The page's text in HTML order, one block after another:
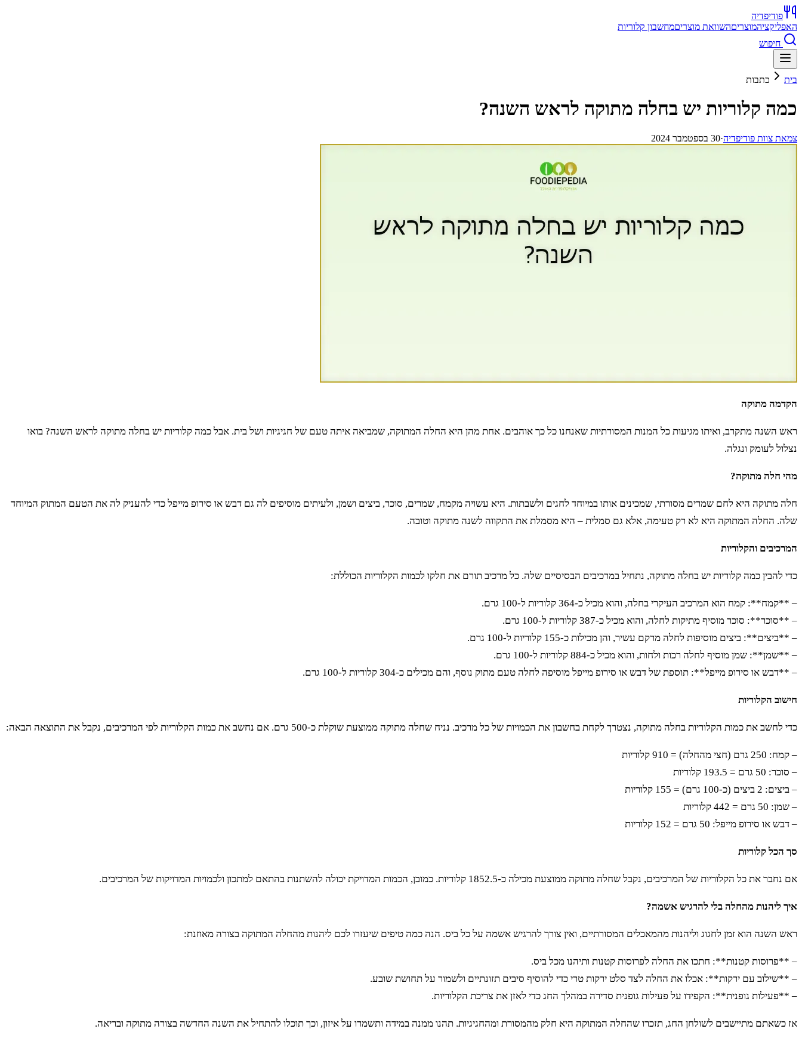
פודיפדיה
האפליקציהמוצריםהשוואת מוצריםמחשבון קלוריות
חיפוש
בית כתבות
כמה קלוריות יש בחלה מתוקה לראש השנה?
צמאת צוות פודיפדיה·30 בספטמבר 2024
הקדמה מתוקה
ראש השנה מתקרב, ואיתו מגיעות כל המנות המסורתיות שאנחנו כל כך אוהבים. אחת מהן היא החלה המתוקה, שמביאה איתה טעם של חגיגיות ושל בית. אבל כמה קלוריות יש בחלה מתוקה לראש השנה? בואו
נצלול לעומק ונגלה.
מהי חלה מתוקה?
חלה מתוקה היא לחם שמרים מסורתי, שמכינים אותו במיוחד לחגים ולשבתות. היא עשויה מקמח, שמרים, סוכר, ביצים ושמן, ולעיתים מוסיפים לה גם דבש או סירופ מייפל כדי להעניק לה את הטעם המתוק המיוחד
שלה. החלה המתוקה היא לא רק טעימה, אלא גם סמלית – היא מסמלת את התקווה לשנה מתוקה וטובה.
המרכיבים והקלוריות
כדי להבין כמה קלוריות יש בחלה מתוקה, נתחיל במרכיבים הבסיסיים שלה. כל מרכיב תורם את חלקו לכמות הקלוריות הכוללת:
– **קמח**: קמח הוא המרכיב העיקרי בחלה, והוא מכיל כ-364 קלוריות ל-100 גרם.
– **סוכר**: סוכר מוסיף מתיקות לחלה, והוא מכיל כ-387 קלוריות ל-100 גרם.
– **ביצים**: ביצים מוסיפות לחלה מרקם עשיר, והן מכילות כ-155 קלוריות ל-100 גרם.
– **שמן**: שמן מוסיף לחלה רכות ולחות, והוא מכיל כ-884 קלוריות ל-100 גרם.
– **דבש או סירופ מייפל**: תוספת של דבש או סירופ מייפל מוסיפה לחלה טעם מתוק נוסף, והם מכילים כ-304 קלוריות ל-100 גרם.
חישוב הקלוריות
כדי לחשב את כמות הקלוריות בחלה מתוקה, נצטרך לקחת בחשבון את הכמויות של כל מרכיב. נניח שחלה מתוקה ממוצעת שוקלת כ-500 גרם. אם נחשב את כמות הקלוריות לפי המרכיבים, נקבל את התוצאה הבאה:
– קמח: 250 גרם (חצי מהחלה) = 910 קלוריות
– סוכר: 50 גרם = 193.5 קלוריות
– ביצים: 2 ביצים (כ-100 גרם) = 155 קלוריות
– שמן: 50 גרם = 442 קלוריות
– דבש או סירופ מייפל: 50 גרם = 152 קלוריות
סך הכל קלוריות
אם נחבר את כל הקלוריות של המרכיבים, נקבל שחלה מתוקה ממוצעת מכילה כ-1852.5 קלוריות. כמובן, הכמות המדויקת יכולה להשתנות בהתאם למתכון ולכמויות המדויקות של המרכיבים.
איך ליהנות מהחלה בלי להרגיש אשמה?
ראש השנה הוא זמן לחגוג וליהנות מהמאכלים המסורתיים, ואין צורך להרגיש אשמה על כל ביס. הנה כמה טיפים שיעזרו לכם ליהנות מהחלה המתוקה בצורה מאוזנת:
– **פרוסות קטנות**: חתכו את החלה לפרוסות קטנות ותיהנו מכל ביס.
– **שילוב עם ירקות**: אכלו את החלה לצד סלט ירקות טרי כדי להוסיף סיבים תזונתיים ולשמור על תחושת שובע.
– **פעילות גופנית**: הקפידו על פעילות גופנית סדירה במהלך החג כדי לאזן את צריכת הקלוריות.
אז כשאתם מתיישבים לשולחן החג, תזכרו שהחלה המתוקה היא חלק מהמסורת ומהחגיגיות. תהנו ממנה במידה ותשמרו על איזון, וכך תוכלו להתחיל את השנה החדשה בצורה מתוקה ובריאה.